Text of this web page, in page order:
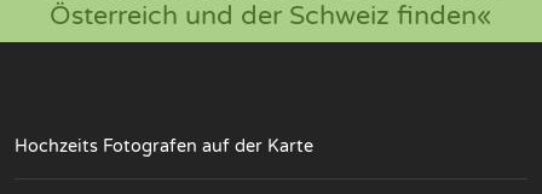
Österreich und der Schweiz finden«
Hochzeits Fotografen auf der Karte